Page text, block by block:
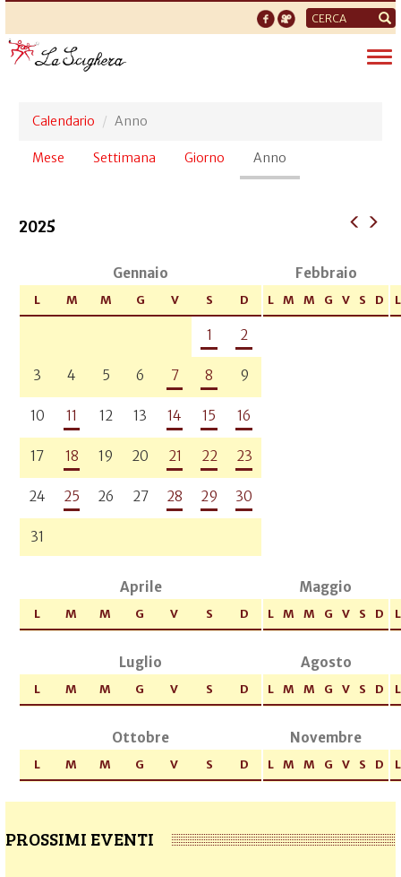
Form
di
ricerca
Calendario Anno
Schede
Mese Settimana Giorno Anno
attiva)
2025
Gennaio
L M M G V S D
1 2
3 4 5 6 7 8 9
10 11 12 13 14 15 16
17 18 19 20 21 22 23
24 25 26 27 28 29 30
31
Febbraio
L M M G V S D L
Aprile
L M M G V S D
Maggio
L M M G V S D L
Luglio
L M M G V S D
Agosto
L M M G V S D L
Ottobre
L M M G V S D
Novembre
L M M G V S D L
PROSSIMI EVENTI